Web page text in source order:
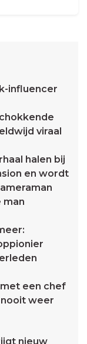
influencer
viraal
halen bij
en wordt
man
een chef
weer
nieuw